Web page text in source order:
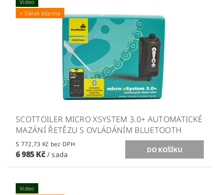
Video
+ Dárek zdarma
SCOTTOILER MICRO XSYSTEM 3.0+ AUTOMATICKÉ
MAZÁNÍ ŘETĚZU S OVLÁDÁNÍM BLUETOOTH
5 772,73 Kč bez DPH
6 985 Kč / sada
Video